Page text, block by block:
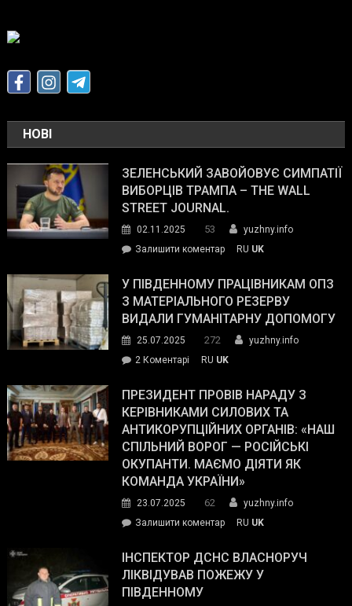
НОВІ
ЗЕЛЕНСЬКИЙ ЗАВОЙОВУЄ СИМПАТІЇ
ВИБОРЦІВ ТРАМПА – THE WALL
STREET JOURNAL.
02.11.2025 53
yuzhny.info
Залишити коментарon
завойовує
симпатії
виборців
The
Street
Journal.
RU UK
У ПІВДЕННОМУ ПРАЦІВНИКАМ ОПЗ
З МАТЕРІАЛЬНОГО РЕЗЕРВУ
ВИДАЛИ ГУМАНІТАРНУ ДОПОМОГУ
25.07.2025 272
yuzhny.info
2 Коментарі
Південному
працівникам
ОПЗ
з
матеріального
резерву
гуманітарну
допомогу
RU UK
ПРЕЗИДЕНТ ПРОВІВ НАРАДУ З
КЕРІВНИКАМИ СИЛОВИХ ТА
АНТИКОРУПЦІЙНИХ ОРГАНІВ: «НАШ
СПІЛЬНИЙ ВОРОГ — РОСІЙСЬКІ
ОКУПАНТИ. МАЄМО ДІЯТИ ЯК
КОМАНДА УКРАЇНИ»
23.07.2025 62
yuzhny.info
Залишити коментарon
провів
нараду
RU UK
ІНСПЕКТОР ДСНС ВЛАСНОРУЧ
ЛІКВІДУВАВ ПОЖЕЖУ У
ПІВДЕННОМУ